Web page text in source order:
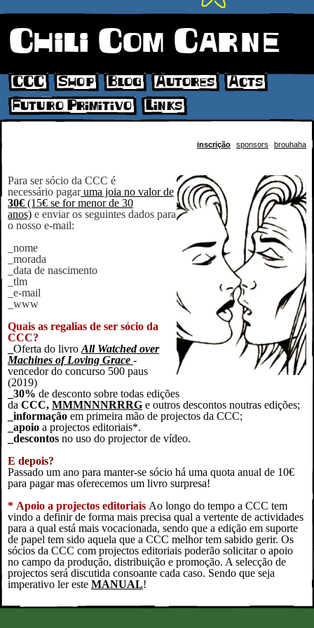
Chili Com Carne
CCC Shop Blog Autores
Acts
Futuro Primitivo
Links
inscrição sponsors brouhaha
Para ser sócio da CCC é
necessário pagaruma joia no valor de
30€ (15€ se for menor de 30
anos) e enviar os seguintes dados para
o nosso e-mail:
_nome
_morada
_data de nascimento
_tlm
_e-mail
_www
Quais as regalias de ser sócio da
CCC?
Oferta do livro All Watched over
Machines of Loving Grace -
vencedor do concurso 500 paus
(2019)
_30% de desconto sobre todas edições
da CCC, MMMNNNRRRG e outros descontos noutras edições;
_informação em primeira mão de projectos da CCC;
_apoio a projectos editoriais*.
_descontos no uso do projector de vídeo.
E depois?
Passado um ano para manter-se sócio há uma quota anual de 10€
para pagar mas oferecemos um livro surpresa!
* Apoio a projectos editoriais Ao longo do tempo a CCC tem
vindo a definir de forma mais precisa qual a vertente de actividades
para a qual está mais vocacionada, sendo que a edição em suporte
de papel tem sido aquela que a CCC melhor tem sabido gerir. Os
sócios da CCC com projectos editoriais poderão solicitar o apoio
no campo da produção, distribuição e promoção. A selecção de
projectos será discutida consoante cada caso. Sendo que seja
imperativo ler este MANUAL!